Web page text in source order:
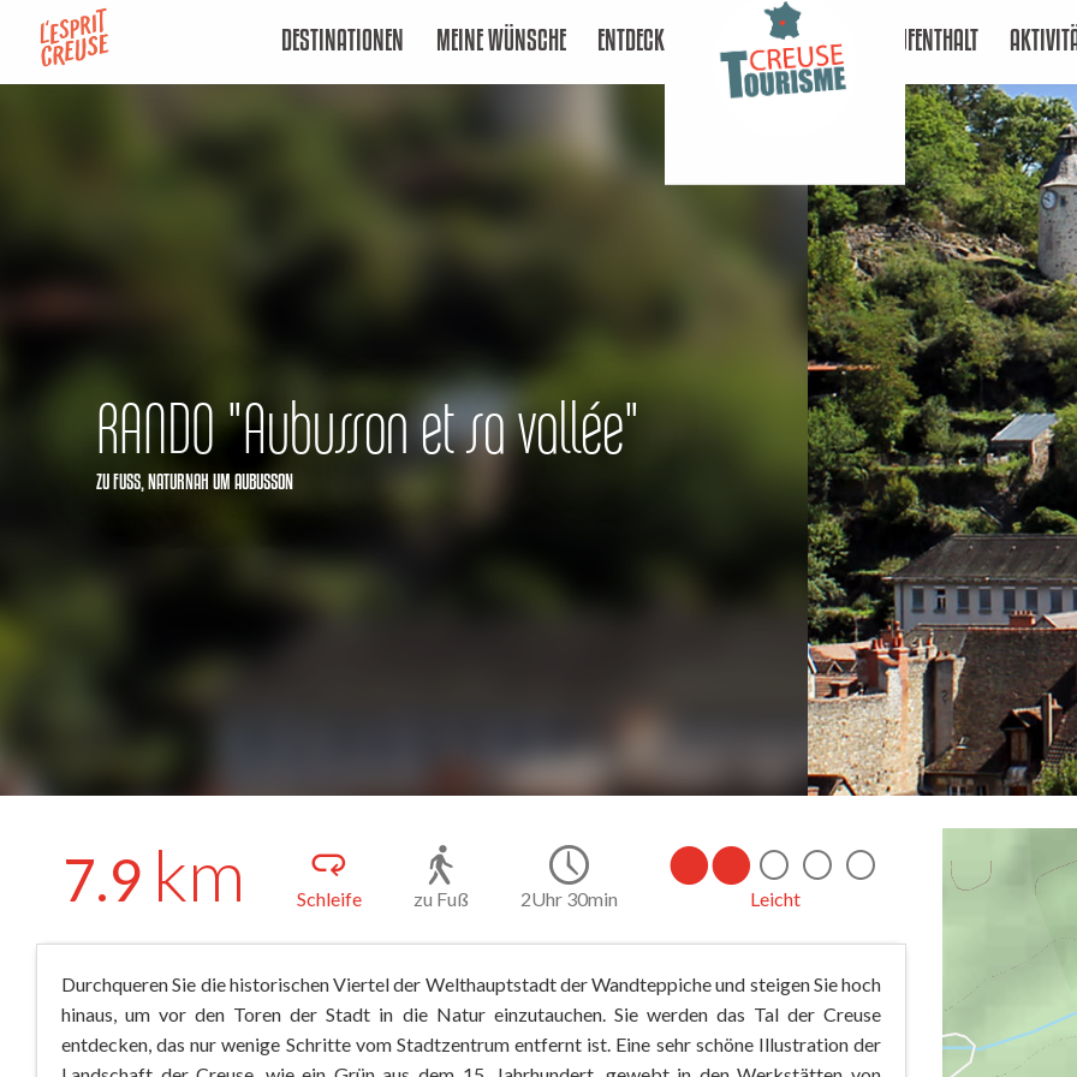
contenu
DESTINATIONEN MEINE WÜNSCHE ENTDECKEN AUFENTHALT
RANDO "Aubusson et sa vallée"
ZU FUSS, NATURNAH UM AUBUSSON
7.9 km Schleife zu Fuß 2Uhr 30min Leicht
Durchqueren Sie die historischen Viertel der Welthauptstadt der Wandteppiche und steigen Sie hoch
hinaus, um vor den Toren der Stadt in die Natur einzutauchen. Sie werden das Tal der Creuse
entdecken, das nur wenige Schritte vom Stadtzentrum entfernt ist. Eine sehr schöne Illustration der